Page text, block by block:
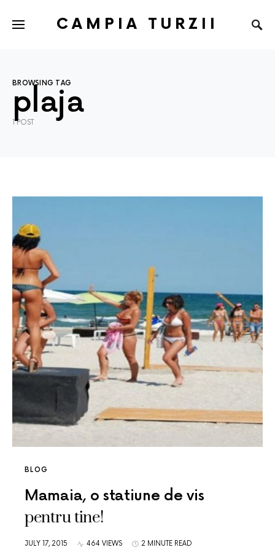
CAMPIA TURZII
BROWSING TAG
plaja
1 POST
BLOG
Mamaia, o statiune de vis
pentru tine!
JULY 17, 2015 464 VIEWS 2 MINUTE READ